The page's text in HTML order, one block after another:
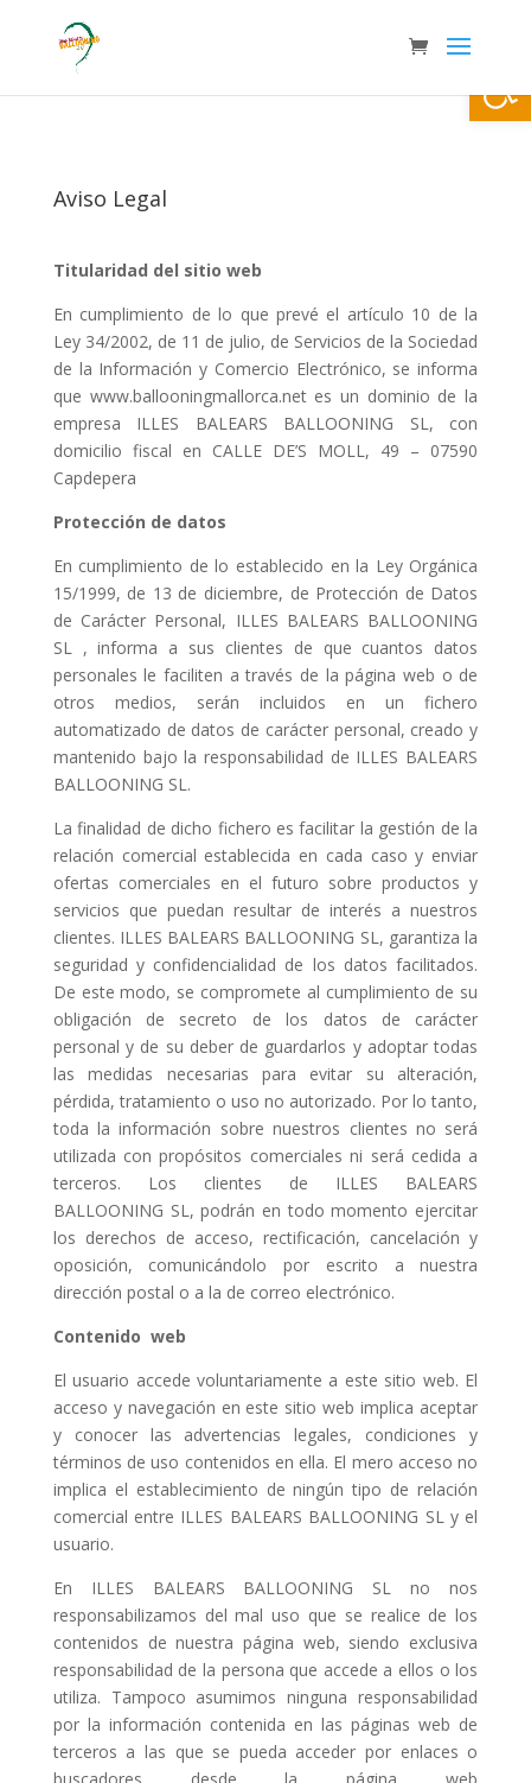
Aviso Legal
Titularidad del sitio web
En cumplimiento de lo que prevé el artículo 10 de la
Ley 34/2002, de 11 de julio, de Servicios de la Sociedad
de la Información y Comercio Electrónico, se informa
que www.ballooningmallorca.net es un dominio de la
empresa ILLES BALEARS BALLOONING SL, con
domicilio fiscal en CALLE DE’S MOLL, 49 – 07590
Capdepera
Protección de datos
En cumplimiento de lo establecido en la Ley Orgánica
15/1999, de 13 de diciembre, de Protección de Datos
de Carácter Personal, ILLES BALEARS BALLOONING
SL , informa a sus clientes de que cuantos datos
personales le faciliten a través de la página web o de
otros medios, serán incluidos en un fichero
automatizado de datos de carácter personal, creado y
mantenido bajo la responsabilidad de ILLES BALEARS
BALLOONING SL.
La finalidad de dicho fichero es facilitar la gestión de la
relación comercial establecida en cada caso y enviar
ofertas comerciales en el futuro sobre productos y
servicios que puedan resultar de interés a nuestros
clientes. ILLES BALEARS BALLOONING SL, garantiza la
seguridad y confidencialidad de los datos facilitados.
De este modo, se compromete al cumplimiento de su
obligación de secreto de los datos de carácter
personal y de su deber de guardarlos y adoptar todas
las medidas necesarias para evitar su alteración,
pérdida, tratamiento o uso no autorizado. Por lo tanto,
toda la información sobre nuestros clientes no será
utilizada con propósitos comerciales ni será cedida a
terceros. Los clientes de ILLES BALEARS
BALLOONING SL, podrán en todo momento ejercitar
los derechos de acceso, rectificación, cancelación y
oposición, comunicándolo por escrito a nuestra
dirección postal o a la de correo electrónico.
Contenido web
El usuario accede voluntariamente a este sitio web. El
acceso y navegación en este sitio web implica aceptar
y conocer las advertencias legales, condiciones y
términos de uso contenidos en ella. El mero acceso no
implica el establecimiento de ningún tipo de relación
comercial entre ILLES BALEARS BALLOONING SL y el
usuario.
En ILLES BALEARS BALLOONING SL no nos
responsabilizamos del mal uso que se realice de los
contenidos de nuestra página web, siendo exclusiva
responsabilidad de la persona que accede a ellos o los
utiliza. Tampoco asumimos ninguna responsabilidad
por la información contenida en las páginas web de
terceros a las que se pueda acceder por enlaces o